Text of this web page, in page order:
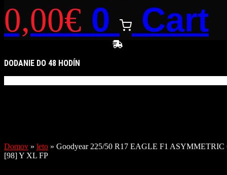
0,00€ 0 Cart
DODANIE DO 48 HODÍN
Domov » leto » Goodyear 225/50 R17 EAGLE F1 ASYMMETRIC
[98] Y XL FP